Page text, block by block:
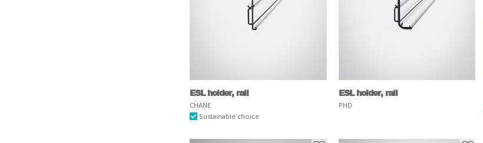
ESL holder, rail
CHANE
Sustainable choice
ESL holder, rail
PHD